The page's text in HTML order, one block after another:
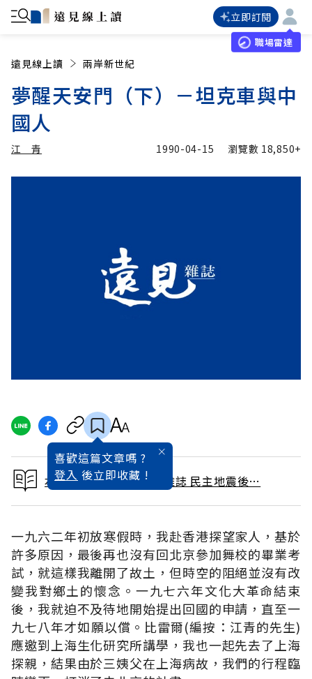
立即訂閱
職場雷達
遠見線上讀 兩岸新世紀
夢醒天安門（下）－坦克車與中
國人
江 青 1990-04-15 瀏覽數 18,850+
喜歡這篇文章嗎 ?
登入 後立即收藏 !
本文出自 1990 / 5月號雜誌 民主地震後…
一九六二年初放寒假時，我赴香港探望家人，基於
許多原因，最後再也沒有回北京參加舞校的畢業考
試，就這樣我離開了故土，但時空的阻絕並沒有改
變我對鄉土的懷念。一九七六年文化大革命結束
後，我就迫不及待地開始提出回國的申請，直至一
九七八年才如願以償。比雷爾(編按：江青的先生)
應邀到上海生化研究所講學，我也一起先去了上海
探親，結果由於三姨父在上海病故，我們的行程臨